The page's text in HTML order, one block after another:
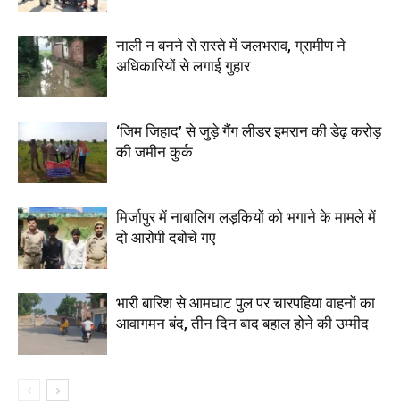
नाली न बनने से रास्ते में जलभराव, ग्रामीण ने
अधिकारियों से लगाई गुहार
‘जिम जिहाद’ से जुड़े गैंग लीडर इमरान की डेढ़ करोड़
की जमीन कुर्क
मिर्जापुर में नाबालिग लड़कियों को भगाने के मामले में
दो आरोपी दबोचे गए
भारी बारिश से आमघाट पुल पर चारपहिया वाहनों का
आवागमन बंद, तीन दिन बाद बहाल होने की उम्मीद